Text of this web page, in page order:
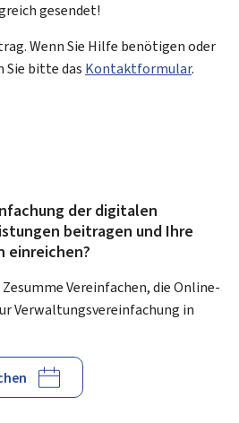
gesendet!
Wenn Sie Hilfe benötigen oder
Sie bitte das Kontaktformular.
der digitalen
beitragen und Ihre
einreichen?
Vereinfachen, die Online-
Verwaltungsvereinfachung in